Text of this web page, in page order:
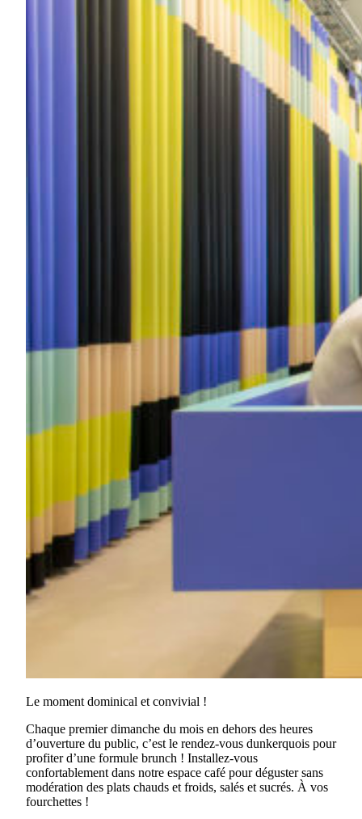
Le moment dominical et convivial !
Chaque premier dimanche du mois en dehors des heures
d’ouverture du public, c’est le rendez-vous dunkerquois pour
profiter d’une formule brunch ! Installez-vous
confortablement dans notre espace café pour déguster sans
modération des plats chauds et froids, salés et sucrés. À vos
fourchettes !